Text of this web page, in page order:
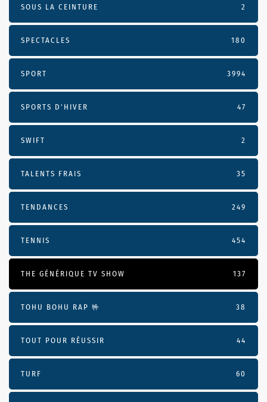
SOUS LA CEINTURE 2
SPECTACLES 180
SPORT 3994
SPORTS D'HIVER 47
SWIFT 2
TALENTS FRAIS 35
TENDANCES 249
TENNIS 454
THE GÉNÉRIQUE TV SHOW 137
TOHU BOHU RAP 🤟 38
TOUT POUR RÉUSSIR 44
TURF 60